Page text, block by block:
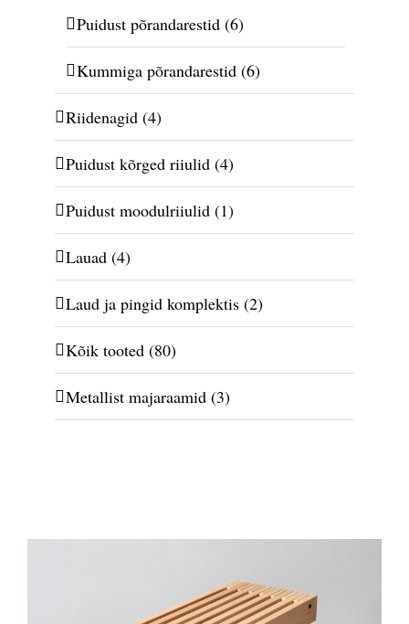
Puidust põrandarestid (6)
Kummiga põrandarestid (6)
Riidenagid (4)
Puidust kõrged riiulid (4)
Puidust moodulriiulid (1)
Lauad (4)
Laud ja pingid komplektis (2)
Kõik tooted (80)
Metallist majaraamid (3)